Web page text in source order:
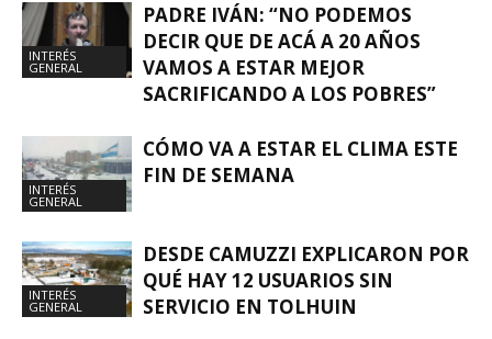
INTERÉS
GENERAL
PADRE IVÁN: “NO PODEMOS
DECIR QUE DE ACÁ A 20 AÑOS
VAMOS A ESTAR MEJOR
SACRIFICANDO A LOS POBRES”
INTERÉS
GENERAL
CÓMO VA A ESTAR EL CLIMA ESTE
FIN DE SEMANA
INTERÉS
GENERAL
DESDE CAMUZZI EXPLICARON POR
QUÉ HAY 12 USUARIOS SIN
SERVICIO EN TOLHUIN